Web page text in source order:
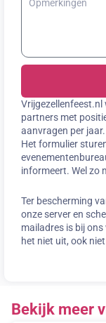
Vrijgezellenfeest.nl
partners met
aanvragen per
Het formulier
informeert. Wel zo
Ter bescherming
onze server en
mailadres is bij ons
het niet uit, ook
Bekijk meer